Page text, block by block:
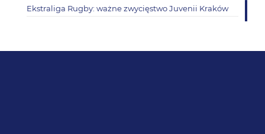
Ekstraliga Rugby: ważne zwycięstwo Juvenii Kraków